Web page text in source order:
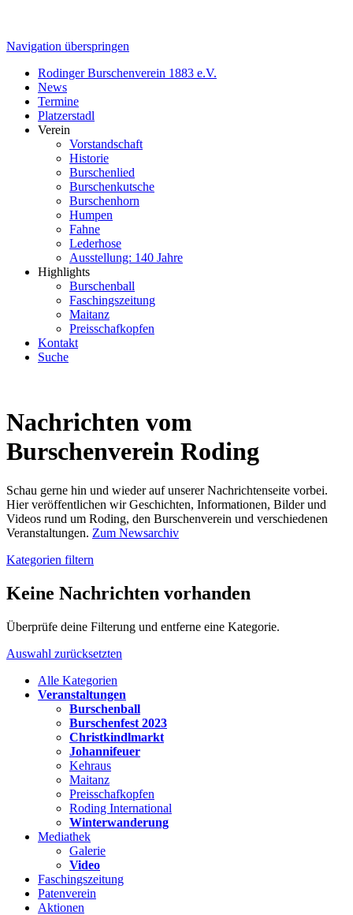
Navigation überspringen
Rodinger Burschenverein 1883 e.V.
News
Termine
Platzerstadl
Verein
Vorstandschaft
Historie
Burschenlied
Burschenkutsche
Burschenhorn
Humpen
Fahne
Lederhose
Ausstellung: 140 Jahre
Highlights
Burschenball
Faschingszeitung
Maitanz
Preisschafkopfen
Kontakt
Suche
Nachrichten vom
Burschenverein Roding
Schau gerne hin und wieder auf unserer Nachrichtenseite vorbei.
Hier veröffentlichen wir Geschichten, Informationen, Bilder und
Videos rund um Roding, den Burschenverein und verschiedenen
Veranstaltungen. Zum Newsarchiv
Kategorien filtern
Keine Nachrichten vorhanden
Überprüfe deine Filterung und entferne eine Kategorie.
Auswahl zurücksetzten
Alle Kategorien
Veranstaltungen
Burschenball
Burschenfest 2023
Christkindlmarkt
Johannifeuer
Kehraus
Maitanz
Preisschafkopfen
Roding International
Winterwanderung
Mediathek
Galerie
Video
Faschingszeitung
Patenverein
Aktionen